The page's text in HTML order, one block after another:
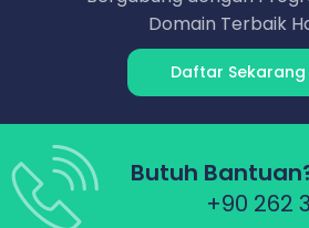
Domain Terbaik
Daftar Sekarang
Butuh
+90 262